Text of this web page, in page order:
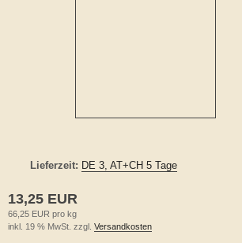
Lieferzeit: DE 3, AT+CH 5 Tage
13,25 EUR
66,25 EUR pro kg
inkl. 19 % MwSt. zzgl. Versandkosten